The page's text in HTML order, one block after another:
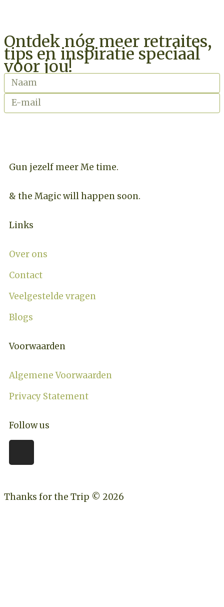
Ontdek nóg meer retraites,
tips en inspiratie speciaal
voor jou!
Gun jezelf meer Me time.​
& the Magic will happen soon.
Links
Over ons
Contact
Veelgestelde vragen
Blogs
Voorwaarden
Algemene Voorwaarden
Privacy Statement
Follow us
Thanks for the Trip © 2026